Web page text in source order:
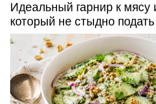
Идеальный гарнир к мясу
который не стыдно подать